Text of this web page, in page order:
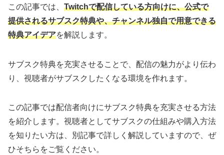
この記事では、 Twitchで配信している方向けに、公式で
提供されるサブスク特典や、チャンネル独自で用意できる
特典アイデアを解説します。
サブスク特典を充実させることで、配信の魅力がより伝わ
り、視聴者がサブスクしたくなる環境を作れます。
この記事では配信者向けにサブスク特典を充実させる方法
を紹介します。視聴者としてサブスクの仕組みや購入方法
を知りたい方は、別記事で詳しく解説していますので、ぜ
ひそちらをご覧ください。